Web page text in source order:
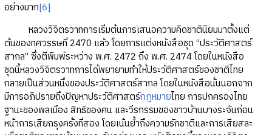
อย่างมาก[6]
หลวงวิจิตรวาทการเริ่มต้นการเสนอความคิดชาตินิยมมาตั้งแต่
ต้นของทศวรรษที่ 2470 แล้ว โดยการแต่งหนังสือชุด “ประวัติศาสตร์
สากล” ซึ่งตีพิมพ์ระหว่าง พ.ศ. 2472 ถึง พ.ศ. 2474 โดยในหนังสือ
ชุดนี้หลวงวิจิตรวาทการได้พยายามทำให้ประวัติศาสตร์ของชาติไทย
กลายเป็นส่วนหนึ่งของประวัติศาสตร์สากล โดยในหนังสือนั้นนอกจาก
มีการอภิปรายถึงปัญหาประวัติศาสตร์กฎหมายไทย การปกครองไทย
ฐานะของพลเมือง สิทธิของคน และวีรกรรมของชาวบ้านบางระจันก่อน
หน้าการเสียกรุงครั้งที่สอง โดยเน้นย้ำถึงความรักชาติและการเสียสละ